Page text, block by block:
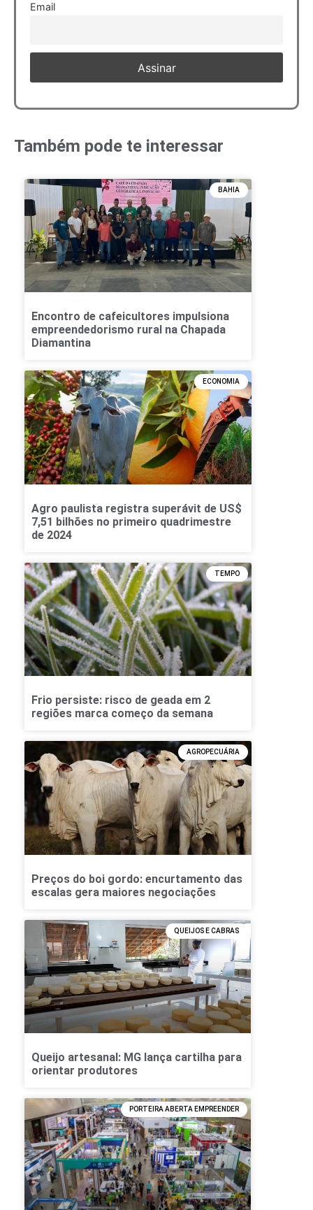
Email
Também pode te interessar
BAHIA
Encontro de cafeicultores impulsiona
empreendedorismo rural na Chapada
Diamantina
ECONOMIA
Agro paulista registra superávit de US$
7,51 bilhões no primeiro quadrimestre
de 2024
TEMPO
Frio persiste: risco de geada em 2
regiões marca começo da semana
AGROPECUÁRIA
Preços do boi gordo: encurtamento das
escalas gera maiores negociações
QUEIJOS E CABRAS
Queijo artesanal: MG lança cartilha para
orientar produtores
PORTEIRA ABERTA EMPREENDER